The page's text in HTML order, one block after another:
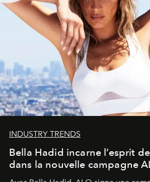
INDUSTRY TRENDS
Bella Hadid incarne l’esprit
dans la nouvelle campagne